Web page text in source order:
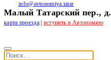
info@avtonomiya.tatar
Малый Татарский пер.,
карта проезда| вступить в Автономию